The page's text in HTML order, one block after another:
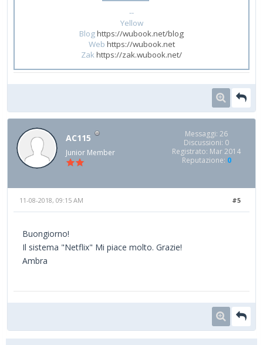
--
Yellow
Bloghttps://wubook.net/blog
Web https://wubook.net
Zak https://zak.wubook.net/
AC115
Junior Member
Messaggi: 26
Discussioni: 0
Registrato: Mar 2014
Reputazione: 0
#5
11-08-2018, 09:15 AM
Buongiorno!
Il sistema "Netflix" Mi piace molto. Grazie!
Ambra